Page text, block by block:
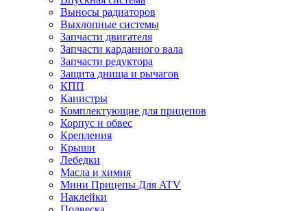
Выносы радиаторов
Выхлопные системы
Запчасти двигателя
Запчасти карданного вала
Запчасти редуктора
Защита днища и рычагов
КПП
Канистры
Комплектующие для прицепов
Корпус и обвес
Крепления
Крыши
Лебедки
Масла и химия
Мини Прицепы Для ATV
Наклейки